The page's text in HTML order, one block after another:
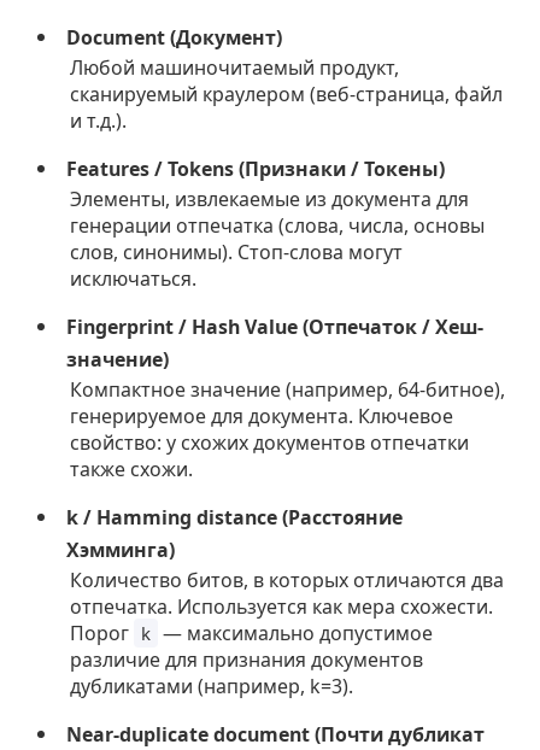
Document (Документ)
Любой машиночитаемый продукт,
сканируемый краулером (веб-страница, файл
и т.д.).
Features / Tokens (Признаки / Токены)
Элементы, извлекаемые из документа для
генерации отпечатка (слова, числа, основы
слов, синонимы). Стоп-слова могут
исключаться.
Fingerprint / Hash Value (Отпечаток / Хеш-
значение)
Компактное значение (например, 64-битное),
генерируемое для документа. Ключевое
свойство: у схожих документов отпечатки
также схожи.
k / Hamming distance (Расстояние
Хэмминга)
Количество битов, в которых отличаются два
отпечатка. Используется как мера схожести.
Порог k — максимально допустимое
различие для признания документов
дубликатами (например, k=3).
Near-duplicate document (Почти дубликат